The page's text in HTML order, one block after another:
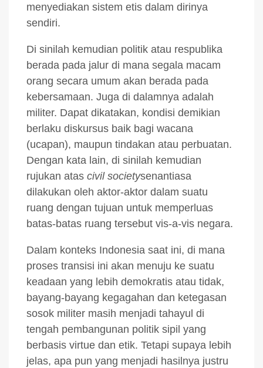
menyediakan sistem etis dalam dirinya
sendiri.
Di sinilah kemudian politik atau respublika
berada pada jalur di mana segala macam
orang secara umum akan berada pada
kebersamaan. Juga di dalamnya adalah
militer. Dapat dikatakan, kondisi demikian
berlaku diskursus baik bagi wacana
(ucapan), maupun tindakan atau perbuatan.
Dengan kata lain, di sinilah kemudian
rujukan atas civil societysenantiasa
dilakukan oleh aktor-aktor dalam suatu
ruang dengan tujuan untuk memperluas
batas-batas ruang tersebut vis-a-vis negara.
Dalam konteks Indonesia saat ini, di mana
proses transisi ini akan menuju ke suatu
keadaan yang lebih demokratis atau tidak,
bayang-bayang kegagahan dan ketegasan
sosok militer masih menjadi tahayul di
tengah pembangunan politik sipil yang
berbasis virtue dan etik. Tetapi supaya lebih
jelas, apa pun yang menjadi hasilnya justru